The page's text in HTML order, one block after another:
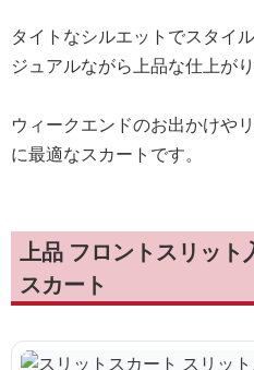
タイトなシルエットでスタイ
ジュアルながら上品な仕上がり
ウィークエンドのお出かけや
に最適なスカートです。
上品 フロントスリット
スカート